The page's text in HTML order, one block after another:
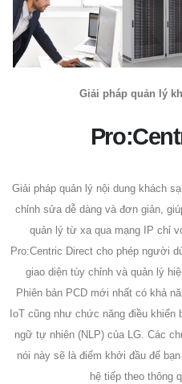
Giải pháp quản lý
Giải pháp quản lý nội dung khách
chỉnh sửa dễ dàng và đơn giản,
quản lý từ xa qua mạng IP chỉ
Pro:Centric Direct cho phép người
giao diện tùy chỉnh và quản lý
Phiên bản PCD mới nhất có khả
IoT cũng như chức năng điều khiển
ngữ tự nhiên (NLP) của LG. Các
nói này sẽ là điểm khởi đầu để
hệ tiếp theo thông